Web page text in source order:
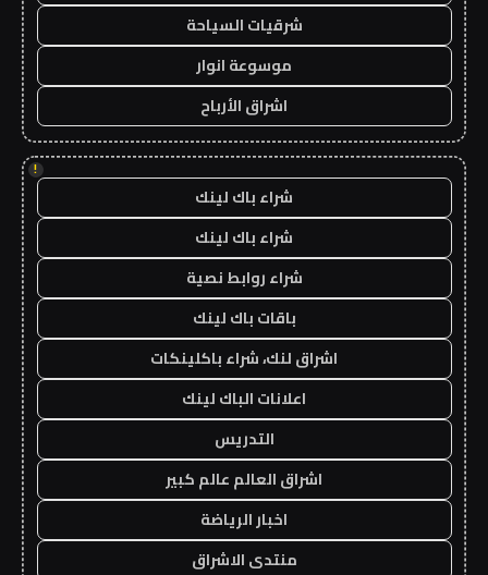
شرقيات السياحة
موسوعة انوار
اشراق الأرباح
!
شراء باك لينك
شراء باك لينك
شراء روابط نصية
باقات باك لينك
اشراق لنك، شراء باكلينكات
اعلانات الباك لينك
التدريس
اشراق العالم عالم كبير
اخبار الرياضة
منتدى الاشراق